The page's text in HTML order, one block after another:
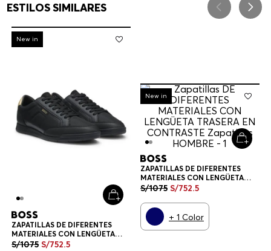
ESTILOS SIMILARES
-30%
New in
ZAPATILLAS DE DIFERENTES
MATERIALES CON LENGÜETA
TRASERA EN CONTRASTE
S/1075 S/752.5
-30%
New in
ZAPATILLAS DE DIFERENTES
MATERIALES CON LENGÜETA
TRASERA EN CONTRASTE
ZAPATILLAS HOMBRE
S/1075 S/752.5
+ 1 Color